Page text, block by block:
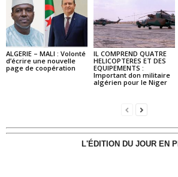
ALGERIE – MALI : Volonté
d’écrire une nouvelle
page de coopération
IL COMPREND QUATRE
HELICOPTERES ET DES
EQUIPEMENTS :
Important don militaire
algérien pour le Niger
L'ÉDITION DU JOUR EN